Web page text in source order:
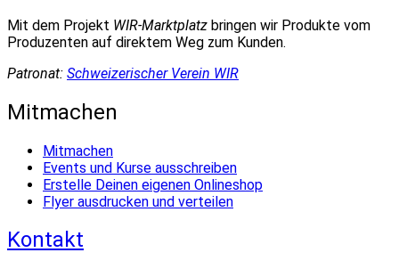
Mit dem Projekt WIR-Marktplatz bringen wir Produkte vom
Produzenten auf direktem Weg zum Kunden.
Patronat: Schweizerischer Verein WIR
Mitmachen
Mitmachen
Events und Kurse ausschreiben
Erstelle Deinen eigenen Onlineshop
Flyer ausdrucken und verteilen
Kontakt